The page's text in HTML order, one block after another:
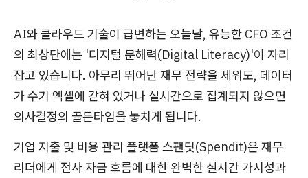
AI와 클라우드 기술이 급변하는 오늘날, 유능한 CFO 조건
의 최상단에는 '디지털 문해력(Digital Literacy)'이 자리
잡고 있습니다. 아무리 뛰어난 재무 전략을 세워도, 데이터
가 수기 엑셀에 갇혀 있거나 실시간으로 집계되지 않으면
의사결정의 골든타임을 놓치게 됩니다.
기업 지출 및 비용 관리 플랫폼 스팬딧(Spendit)은 재무
리더에게 전사 자금 흐름에 대한 완벽한 실시간 가시성과